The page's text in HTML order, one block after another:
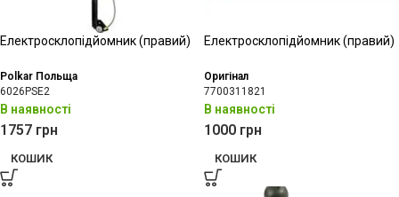
Електросклопідйомник (правий)
Polkar Польща
6026PSE2
В наявності
1757 грн
КОШИК
Електросклопідйомник (правий)
Оригінал
7700311821
В наявності
1000 грн
КОШИК